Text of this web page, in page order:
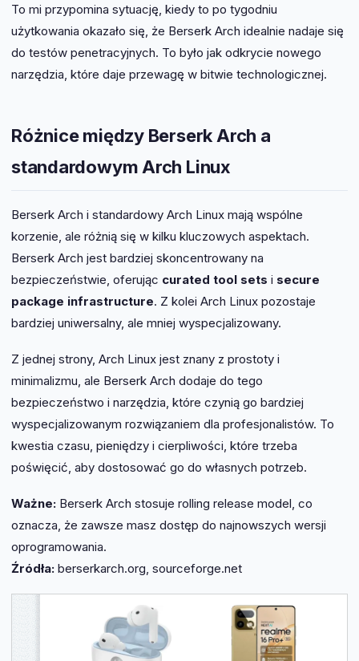
To mi przypomina sytuację, kiedy to po tygodniu
użytkowania okazało się, że Berserk Arch idealnie nadaje się
do testów penetracyjnych. To było jak odkrycie nowego
narzędzia, które daje przewagę w bitwie technologicznej.
Różnice między Berserk Arch a
standardowym Arch Linux
Berserk Arch i standardowy Arch Linux mają wspólne
korzenie, ale różnią się w kilku kluczowych aspektach.
Berserk Arch jest bardziej skoncentrowany na
bezpieczeństwie, oferując curated tool sets i secure
package infrastructure. Z kolei Arch Linux pozostaje
bardziej uniwersalny, ale mniej wyspecjalizowany.
Z jednej strony, Arch Linux jest znany z prostoty i
minimalizmu, ale Berserk Arch dodaje do tego
bezpieczeństwo i narzędzia, które czynią go bardziej
wyspecjalizowanym rozwiązaniem dla profesjonalistów. To
kwestia czasu, pieniędzy i cierpliwości, które trzeba
poświęcić, aby dostosować go do własnych potrzeb.
Ważne: Berserk Arch stosuje rolling release model, co
oznacza, że zawsze masz dostęp do najnowszych wersji
oprogramowania.
Źródła: berserkarch.org, sourceforge.net